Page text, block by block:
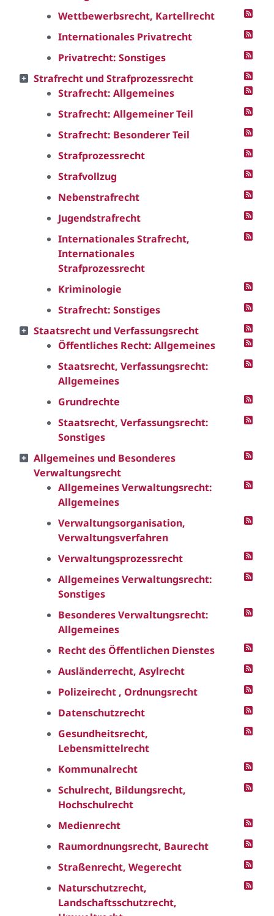
Wettbewerbsrecht, Kartellrecht
Internationales Privatrecht
Privatrecht: Sonstiges
Strafrecht und Strafprozessrecht
Strafrecht: Allgemeines
Strafrecht: Allgemeiner Teil
Strafrecht: Besonderer Teil
Strafprozessrecht
Strafvollzug
Nebenstrafrecht
Jugendstrafrecht
Internationales Strafrecht,
Internationales
Strafprozessrecht
Kriminologie
Strafrecht: Sonstiges
Staatsrecht und Verfassungsrecht
Öffentliches Recht: Allgemeines
Staatsrecht, Verfassungsrecht:
Allgemeines
Grundrechte
Staatsrecht, Verfassungsrecht:
Sonstiges
Allgemeines und Besonderes
Verwaltungsrecht
Allgemeines Verwaltungsrecht:
Allgemeines
Verwaltungsorganisation,
Verwaltungsverfahren
Verwaltungsprozessrecht
Allgemeines Verwaltungsrecht:
Sonstiges
Besonderes Verwaltungsrecht:
Allgemeines
Recht des Öffentlichen Dienstes
Ausländerrecht, Asylrecht
Polizeirecht , Ordnungsrecht
Datenschutzrecht
Gesundheitsrecht,
Lebensmittelrecht
Kommunalrecht
Schulrecht, Bildungsrecht,
Hochschulrecht
Medienrecht
Raumordnungsrecht, Baurecht
Straßenrecht, Wegerecht
Naturschutzrecht,
Landschaftsschutzrecht,